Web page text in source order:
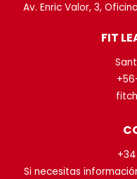
Av. Enric Valor, 3,
FIT
Si necesitas